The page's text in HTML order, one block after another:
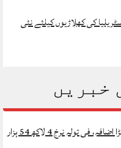
کی کھلاڑیوں کیلئے نئی
خبریں
سونے کی قیمت میں مسلسل تیسرے روز بھی بڑا اضافہ، فی تولہ نرخ 4 لاکھ 54 ہزار